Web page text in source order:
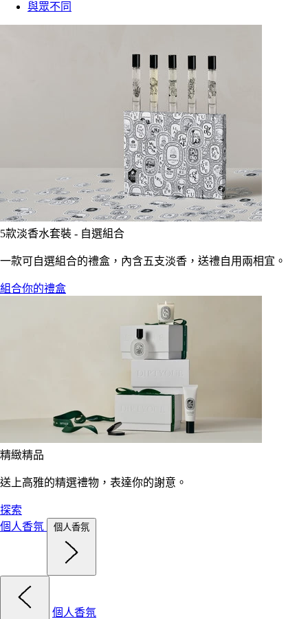
與眾不同
5款淡香水套裝 - 自選組合
一款可自選組合的禮盒，內含五支淡香，送禮自用兩相宜。
組合你的禮盒
精緻精品
送上高雅的精選禮物，表達你的謝意。
探索
個人香氛
個人香氛
個人香氛